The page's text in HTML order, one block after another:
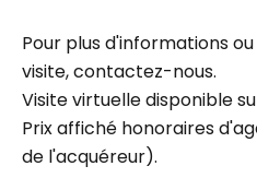
Pour plus d'informations
visite, contactez-nous.
Visite virtuelle disponible
Prix affiché honoraires
de l'acquéreur).